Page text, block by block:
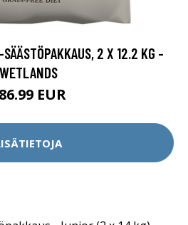
2 X 12.2 KG -
WETLANDS
EUR